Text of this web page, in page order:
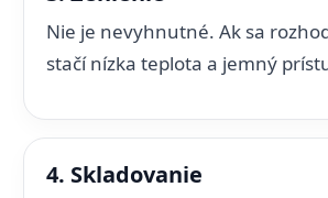
Nie je nevyhnutné. Ak sa
stačí nízka teplota a jemný
4. Skladovanie